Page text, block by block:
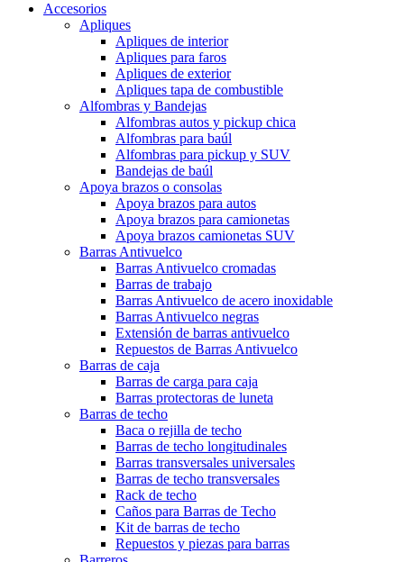
Accesorios
Apliques
Apliques de interior
Apliques para faros
Apliques de exterior
Apliques tapa de combustible
Alfombras y Bandejas
Alfombras autos y pickup chica
Alfombras para baúl
Alfombras para pickup y SUV
Bandejas de baúl
Apoya brazos o consolas
Apoya brazos para autos
Apoya brazos para camionetas
Apoya brazos camionetas SUV
Barras Antivuelco
Barras Antivuelco cromadas
Barras de trabajo
Barras Antivuelco de acero inoxidable
Barras Antivuelco negras
Extensión de barras antivuelco
Repuestos de Barras Antivuelco
Barras de caja
Barras de carga para caja
Barras protectoras de luneta
Barras de techo
Baca o rejilla de techo
Barras de techo longitudinales
Barras transversales universales
Barras de techo transversales
Rack de techo
Caños para Barras de Techo
Kit de barras de techo
Repuestos y piezas para barras